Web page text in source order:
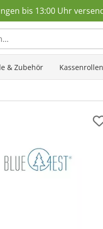
bis 13:00 Uhr
& Zubehör Kassenrollen